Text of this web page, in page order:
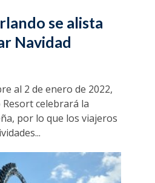
se alista
Navidad
al 2 de enero de 2022,
celebrará la
por lo que los viajeros